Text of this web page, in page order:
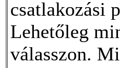
csatlakozási
Lehetőleg
válasszon.